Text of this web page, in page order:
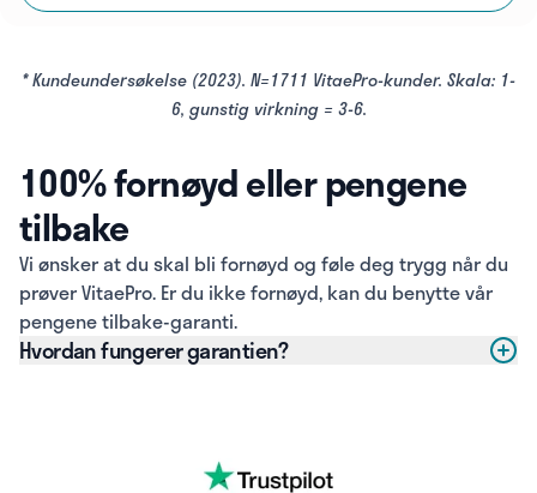
* Kundeundersøkelse (2023). N=1711 VitaePro-kunder. Skala: 1-
6, gunstig virkning = 3-6.
100% fornøyd eller pengene
tilbake
Vi ønsker at du skal bli fornøyd og føle deg trygg når du
prøver VitaePro. Er du ikke fornøyd, kan du benytte vår
pengene tilbake-garanti.
Hvordan fungerer garantien?